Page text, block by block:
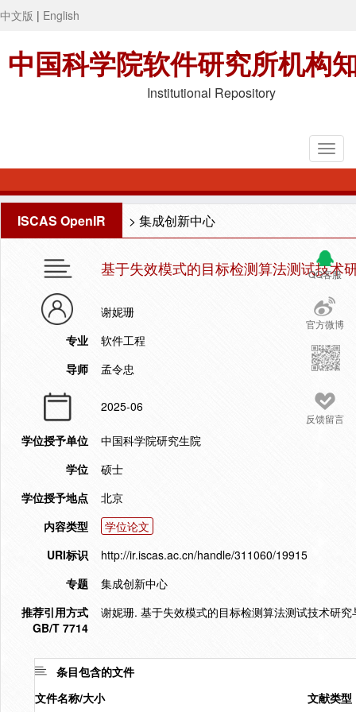
中文版 | English
中国科学院软件研究所机构
Institutional Repository
ISCAS OpenIR > 集成创新中心
QQ客服
官方微博
反馈留言
基于失效模式的目标检测算法测试技术
谢妮珊
专业
软件工程
导师
孟令忠
2025-06
学位授予单位
中国科学院研究生院
学位
硕士
学位授予地点
北京
内容类型
学位论文
URI标识
http://ir.iscas.ac.cn/handle/311060/19915
专题
集成创新中心
推荐引用方式
GB/T 7714
谢妮珊. 基于失效模式的目标检测算法测试技术研
条目包含的文件
文件名称/大小
文献类型